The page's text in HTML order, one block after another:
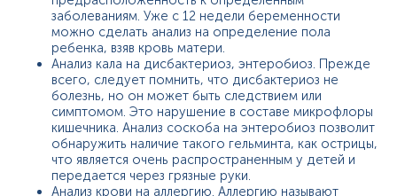
заболеваниям. Уже с 12 недели беременности
можно сделать анализ на определение пола
ребенка, взяв кровь матери.
Анализ кала на дисбактериоз, энтеробиоз. Прежде
всего, следует помнить, что дисбактериоз не
болезнь, но он может быть следствием или
симптомом. Это нарушение в составе микрофлоры
кишечника. Анализ соскоба на энтеробиоз позволит
обнаружить наличие такого гельминта, как острицы,
что является очень распространенным у детей и
передается через грязные руки.
Анализ крови на аллергию. Аллергию называют